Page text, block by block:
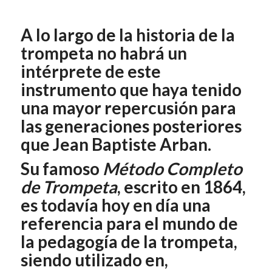
A lo largo de la historia de la
trompeta no habrá un
intérprete de este
instrumento que haya tenido
una mayor repercusión para
las generaciones posteriores
que Jean Baptiste Arban.
Su famoso Método Completo
de Trompeta, escrito en 1864,
es todavía hoy en día una
referencia para el mundo de
la pedagogía de la trompeta,
siendo utilizado en,